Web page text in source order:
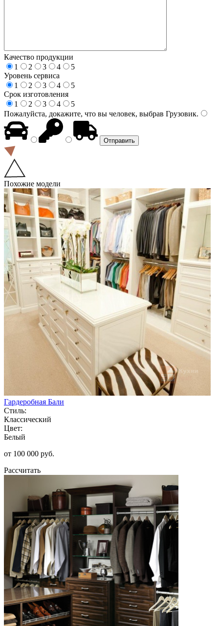
Качество продукции
1
2 3 4
5
Уровень сервиса
1
2 3 4
5
Срок изготовления
1
2 3 4
5
Пожалуйста, докажите, что вы человек, выбрав Грузовик.
Похожие модели
Гардеробная Бали
Стиль:
Классический
Цвет:
Белый
от 100 000 руб.
Рассчитать